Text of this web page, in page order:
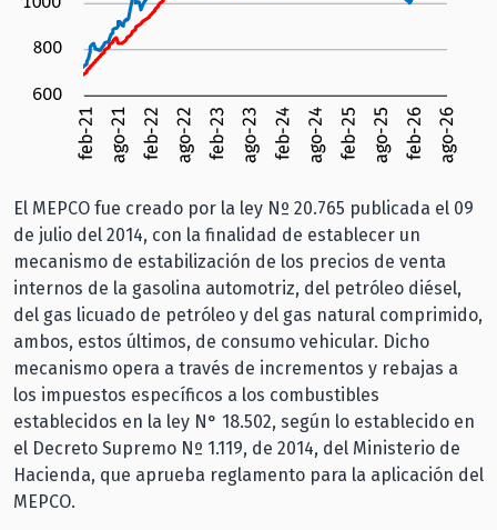
El MEPCO fue creado por la ley Nº 20.765 publicada el 09
de julio del 2014, con la finalidad de establecer un
mecanismo de estabilización de los precios de venta
internos de la gasolina automotriz, del petróleo diésel,
del gas licuado de petróleo y del gas natural comprimido,
ambos, estos últimos, de consumo vehicular. Dicho
mecanismo opera a través de incrementos y rebajas a
los impuestos específicos a los combustibles
establecidos en la ley N° 18.502, según lo establecido en
el Decreto Supremo Nº 1.119, de 2014, del Ministerio de
Hacienda, que aprueba reglamento para la aplicación del
MEPCO.